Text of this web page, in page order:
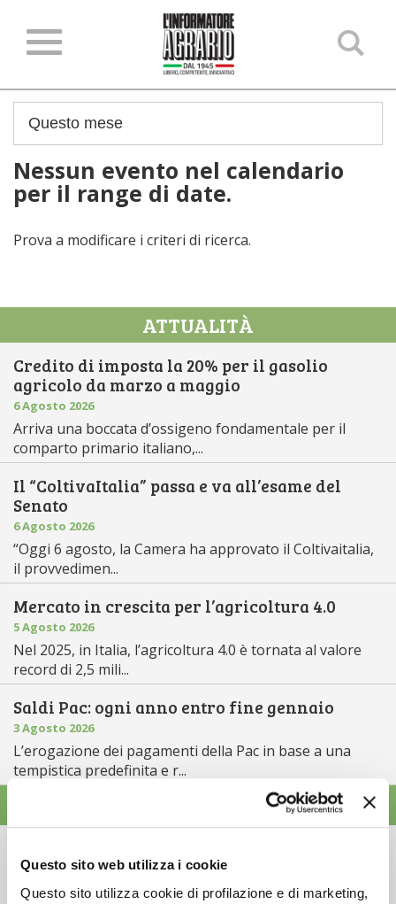
Questo sito web utilizza i cookie
Questo sito utilizza cookie di profilazione e di marketing,
Nessun evento nel calendario
per il range di date.
Prova a modificare i criteri di ricerca.
ATTUALITÀ
Credito di imposta la 20% per il gasolio
agricolo da marzo a maggio
6 Agosto 2026
Arriva una boccata d’ossigeno fondamentale per il
comparto primario italiano,...
Il “ColtivaItalia” passa e va all’esame del
Senato
6 Agosto 2026
“Oggi 6 agosto, la Camera ha approvato il Coltivaitalia,
il provvedimen...
Mercato in crescita per l’agricoltura 4.0
5 Agosto 2026
Nel 2025, in Italia, l’agricoltura 4.0 è tornata al valore
record di 2,5 mili...
Saldi Pac: ogni anno entro fine gennaio
3 Agosto 2026
L’erogazione dei pagamenti della Pac in base a una
tempistica predefinita e r...